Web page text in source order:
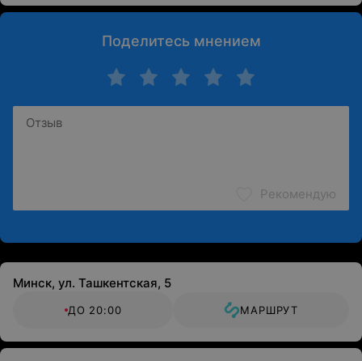
Поделитесь мнением
Рекомендую
Минск, ул. Ташкентская, 5
ДО 20:00 МАРШРУТ